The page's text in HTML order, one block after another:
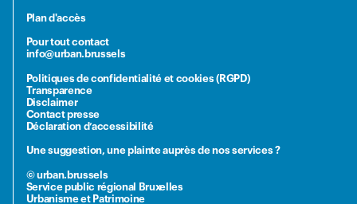
Plan d'accès
Pour tout contact
info@urban.brussels
Politiques de confidentialité et cookies (RGPD)
Transparence
Disclaimer
Contact presse
Déclaration d’accessibilité
Une suggestion, une plainte auprès de nos services ?
© urban.brussels
Service public régional Bruxelles
Urbanisme et Patrimoine